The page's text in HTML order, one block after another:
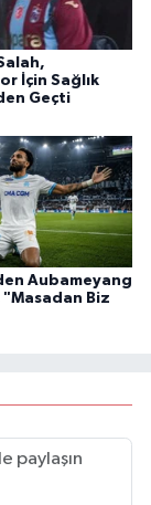
İçin Sağlık
Geçti
Aubameyang
"Masadan Biz